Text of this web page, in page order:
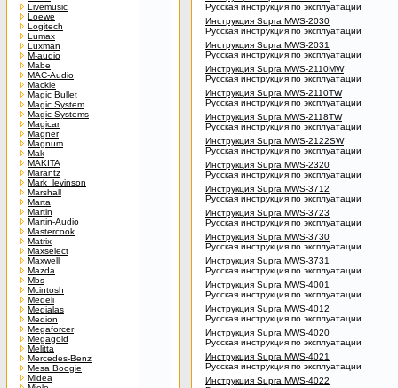
Livemusic
Loewe
Logitech
Lumax
Luxman
M-audio
Mabe
MAC-Audio
Mackie
Magic Bullet
Magic System
Magic Systems
Magicar
Magner
Magnum
Mak
MAKITA
Marantz
Mark_levinson
Marshall
Marta
Martin
Martin-Audio
Mastercook
Matrix
Maxselect
Maxwell
Mazda
Mbs
Mcintosh
Medeli
Medialas
Medion
Megaforcer
Megagold
Melitta
Mercedes-Benz
Mesa Boogie
Midea
Русская инструкция по эксплуатации
Инструкция Supra MWS-2030
Русская инструкция по эксплуатации
Инструкция Supra MWS-2031
Русская инструкция по эксплуатации
Инструкция Supra MWS-2110MW
Русская инструкция по эксплуатации
Инструкция Supra MWS-2110TW
Русская инструкция по эксплуатации
Инструкция Supra MWS-2118TW
Русская инструкция по эксплуатации
Инструкция Supra MWS-2122SW
Русская инструкция по эксплуатации
Инструкция Supra MWS-2320
Русская инструкция по эксплуатации
Инструкция Supra MWS-3712
Русская инструкция по эксплуатации
Инструкция Supra MWS-3723
Русская инструкция по эксплуатации
Инструкция Supra MWS-3730
Русская инструкция по эксплуатации
Инструкция Supra MWS-3731
Русская инструкция по эксплуатации
Инструкция Supra MWS-4001
Русская инструкция по эксплуатации
Инструкция Supra MWS-4012
Русская инструкция по эксплуатации
Инструкция Supra MWS-4020
Русская инструкция по эксплуатации
Инструкция Supra MWS-4021
Русская инструкция по эксплуатации
Инструкция Supra MWS-4022